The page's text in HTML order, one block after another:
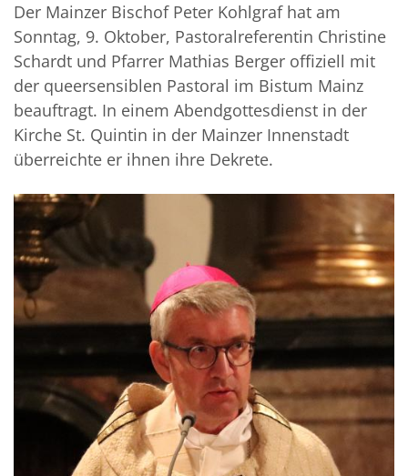
Der Mainzer Bischof Peter Kohlgraf hat am
Sonntag, 9. Oktober, Pastoralreferentin Christine
Schardt und Pfarrer Mathias Berger offiziell mit
der queersensiblen Pastoral im Bistum Mainz
beauftragt. In einem Abendgottesdienst in der
Kirche St. Quintin in der Mainzer Innenstadt
überreichte er ihnen ihre Dekrete.